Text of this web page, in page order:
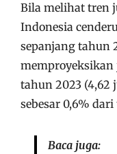
Bila melihat tren
Indonesia
sepanjang tahun
tahun 2023 (4,62
sebesar 0,6%
Baca juga: